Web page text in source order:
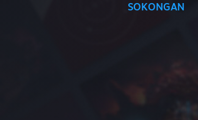
SOKONGAN